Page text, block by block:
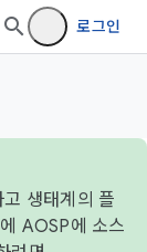
로그인
생태계의 플
AOSP에 소스